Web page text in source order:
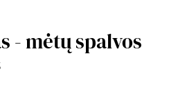
- mėtų spalvos